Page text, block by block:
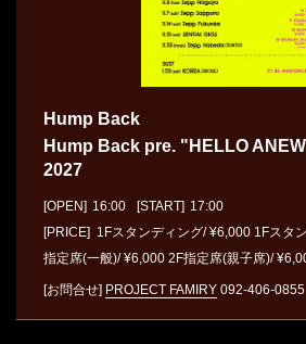
Hump Back
Hump Back pre. "HELLO
2027
[OPEN] 16:00 [START] 17:00
[PRICE] 1Fスタンディング/ ¥6,000 1Fスタ
指定席(一般)/ ¥6,000 2F指定席(親子席)/
[お問合せ] PROJECT FAMIRY 092-406-0855